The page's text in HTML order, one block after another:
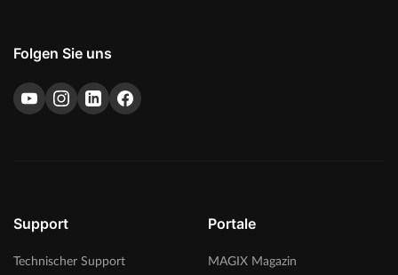
Folgen Sie uns
Support
Technischer Support
Portale
MAGIX Magazin